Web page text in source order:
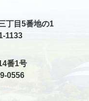
丁目5番地の1
1133
番1号
0556